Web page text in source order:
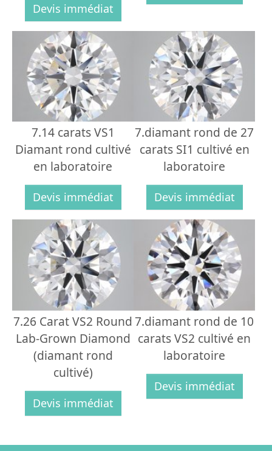
Devis immédiat
7.14 carats VS1
Diamant rond cultivé
en laboratoire
Devis immédiat
7.diamant rond de 27
carats SI1 cultivé en
laboratoire
Devis immédiat
7.26 Carat VS2 Round
Lab-Grown Diamond
(diamant rond
cultivé)
Devis immédiat
7.diamant rond de 10
carats VS2 cultivé en
laboratoire
Devis immédiat